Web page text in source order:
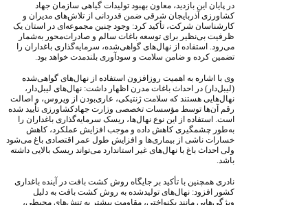
در پایان این بازدید، معاون بهبود تولیدات گیاهی سازمان جهاد
کشاورزی آذربایجان شرقی ضمن قدردانی از تلاش‌های مدیران و
کارشناسان شرکت، تأکید کرد: وجود چنین مجموعه‌ای در استان یک
ظرفیت بی‌نظیر برای توسعه باغات سالم و صادرات‌محور به‌شمار
می‌رود. استفاده از نهال‌های گواهی‌شده، سرمایه‌گذاری باغداران را
تضمین کرده و ضامن سلامت و سودآوری بلندمدت خواهد بود.
وی با اشاره به اهمیت روزافزون استفاده از نهال‌های گواهی‌شده
(لیبل‌دار) در احداث باغات مدرن اظهار داشت: نهال‌های لیبل‌دار،
نهال‌هایی هستند که سلامت ژنتیکی، عاری‌بودن از ویروس، و اصالت
رقم آن‌ها توسط مؤسسات تخصصی وزارت جهادکشاورزی تأیید شده
است. استفاده از این نوع نهال‌ها، ریسک سرمایه‌گذاری باغداران را
به‌طور چشمگیری کاهش داده و موجب افزایش عملکرد، کاهش
خسارات ناشی از بیماری‌ها و افزایش طول عمر اقتصادی باغ می‌شود
ولی احداث باغ با نهال‌های غیر استاندارد می‌تواند ریسک بالایی داشته
باشد.
نادری همچنین با تأکید بر جایگاه روش کشت بافت در آینده باغداری
کشور افزود: نهال‌های تولیدشده به روش کشت بافت به دلیل
ویژگی‌هایی مانند یکنواختی، مقاومت بیشتر به تنش‌های محیطی،